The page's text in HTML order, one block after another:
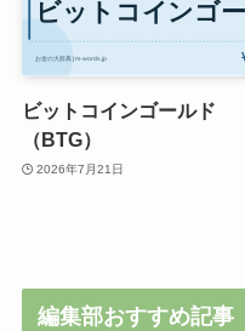
ビットコインゴールド
（BTG）
2026年7月21日
編集部おすすめ記事